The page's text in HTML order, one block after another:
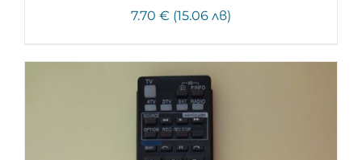
7.70 € (15.06 лв)